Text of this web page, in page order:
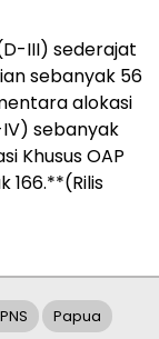
III) sederajat
sebanyak 56
alokasi
sebanyak
Khusus OAP
166.**(Rilis
Papua